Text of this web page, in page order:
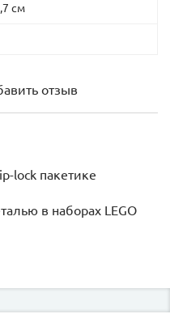
см
отзыв
lock пакетике
в наборах LEGO